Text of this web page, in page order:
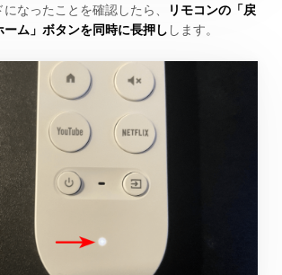
なったことを確認したら、
リモコンの「戻
ーム」ボタンを同時に長押し します。